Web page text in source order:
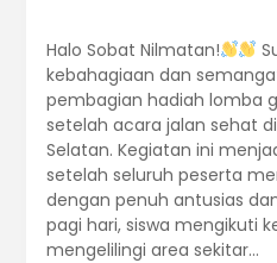
Halo Sobat Nilmatan!
kebahagiaan dan
pembagian hadiah lomba
setelah acara jalan sehat
Selatan. Kegiatan ini
setelah seluruh peserta
dengan penuh antusias
pagi hari, siswa mengikuti
mengelilingi area sekitar…